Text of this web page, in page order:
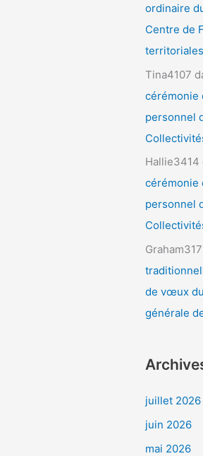
ordinaire
Centre de
Tina4107
cérémonie
personnel
Hallie3414
cérémonie
personnel
de vœux
générale
juillet 2026
juin 2026
mai 2026